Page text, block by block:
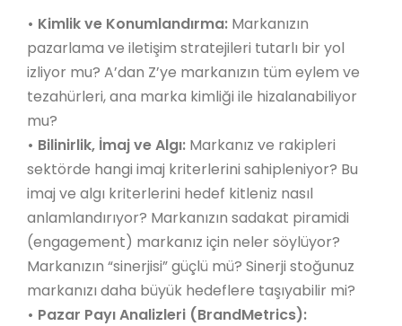
• Kimlik ve Konumlandırma: Markanızın
pazarlama ve iletişim stratejileri tutarlı bir yol
izliyor mu? A’dan Z’ye markanızın tüm eylem ve
tezahürleri, ana marka kimliği ile hizalanabiliyor
mu?
• Bilinirlik, İmaj ve Algı: Markanız ve rakipleri
sektörde hangi imaj kriterlerini sahipleniyor? Bu
imaj ve algı kriterlerini hedef kitleniz nasıl
anlamlandırıyor? Markanızın sadakat piramidi
(engagement) markanız için neler söylüyor?
Markanızın “sinerjisi” güçlü mü? Sinerji stoğunuz
markanızı daha büyük hedeflere taşıyabilir mi?
• Pazar Payı Analizleri (BrandMetrics):